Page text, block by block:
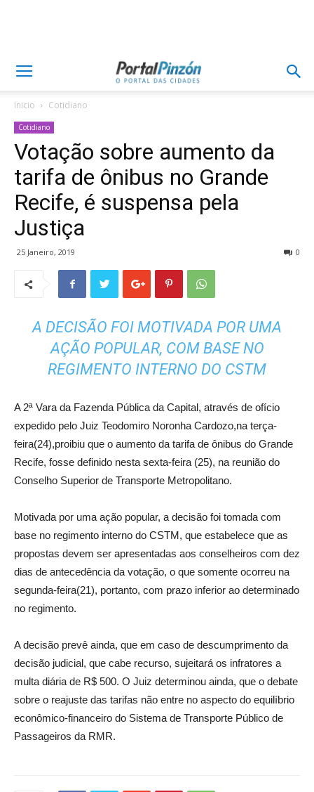
Inicio Cotidiano
Cotidiano
Votação sobre aumento da
tarifa de ônibus no Grande
Recife, é suspensa pela
Justiça
25 Janeiro, 2019 0
A DECISÃO FOI MOTIVADA POR UMA
AÇÃO POPULAR, COM BASE NO
REGIMENTO INTERNO DO CSTM
A 2ª Vara da Fazenda Pública da Capital, através de ofício
expedido pelo Juiz Teodomiro Noronha Cardozo,na terça-
feira(24),proibiu que o aumento da tarifa de ônibus do Grande
Recife, fosse definido nesta sexta-feira (25), na reunião do
Conselho Superior de Transporte Metropolitano.
Motivada por uma ação popular, a decisão foi tomada com
base no regimento interno do CSTM, que estabelece que as
propostas devem ser apresentadas aos conselheiros com dez
dias de antecedência da votação, o que somente ocorreu na
segunda-feira(21), portanto, com prazo inferior ao determinado
no regimento.
A decisão prevê ainda, que em caso de descumprimento da
decisão judicial, que cabe recurso, sujeitará os infratores a
multa diária de R$ 500. O Juiz determinou ainda, que o debate
sobre o reajuste das tarifas não entre no aspecto do equilíbrio
econômico-financeiro do Sistema de Transporte Público de
Passageiros da RMR.